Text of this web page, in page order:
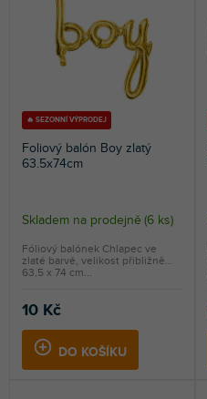
NEJPRODÁVANĚJŠÍ
ABECEDNĚ
🔥 SEZONNÍ VÝPRODEJ
Foliový balón Boy zlatý
63.5x74cm
Skladem na prodejně (6 ks)
10 Kč
DO KOŠÍKU
Fóliový balónek Chlapec ve
zlaté barvě, velikost přibližně
63,5 x 74 cm...